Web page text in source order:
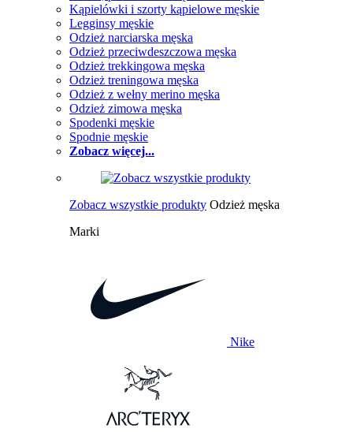
Kąpielówki i szorty kąpielowe męskie
Legginsy męskie
Odzież narciarska męska
Odzież przeciwdeszczowa męska
Odzież trekkingowa męska
Odzież treningowa męska
Odzież z wełny merino męska
Odzież zimowa męska
Spodenki męskie
Spodnie męskie
Zobacz więcej...
Zobacz wszystkie produkty Odzież męska
Marki
Nike